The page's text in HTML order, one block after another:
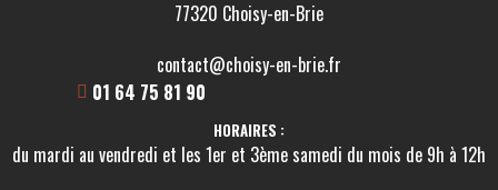
77320 Choisy-en-Brie
contact@choisy-en-brie.fr
01 64 75 81 90
HORAIRES :
du mardi au vendredi et les 1er et 3ème samedi du mois de 9h à 12h